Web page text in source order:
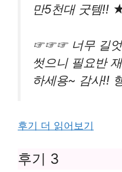
만5천대 굿템
☞☞☞ 너무 길엇
썻으니 필요반
하세용~ 감사!!
후기 더 읽어보기
후기 3